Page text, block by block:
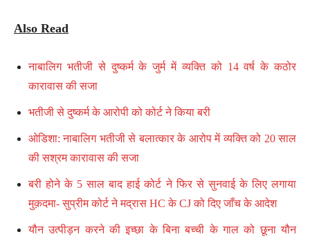
Also Read
नाबालिग भतीजी से दुष्कर्म के जुर्म में व्यक्ति को 14 वर्ष के कठोर
कारावास की सजा
भतीजी से दुष्कर्म के आरोपी को कोर्ट ने किया बरी
ओडिशा: नाबालिग भतीजी से बलात्कार के आरोप में व्यक्ति को 20 साल
की सश्रम कारावास की सजा
बरी होने के 5 साल बाद हाई कोर्ट ने फिर से सुनवाई के लिए लगाया
मुक़दमा- सुप्रीम कोर्ट ने मद्रास HC के CJ को दिए जाँच के आदेश
यौन उत्पीड़न करने की इच्छा के बिना बच्ची के गाल को छूना यौन